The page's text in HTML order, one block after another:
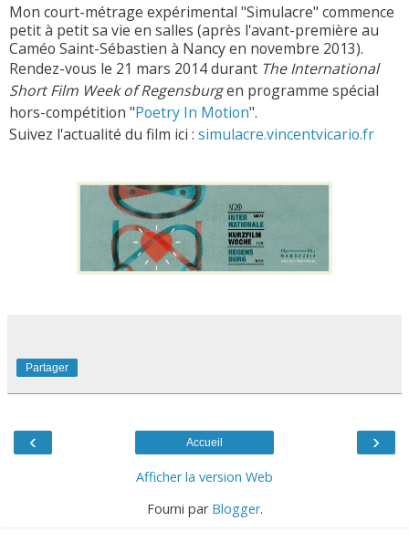
Mon court-métrage expérimental "Simulacre" commence
petit à petit sa vie en salles (après l'avant-première au
Caméo Saint-Sébastien à Nancy en novembre 2013).
Rendez-vous le 21 mars 2014 durant The International
Short Film Week of Regensburgen programme spécial
hors-compétition "Poetry In Motion".
Suivez l'actualité du film ici : simulacre.vincentvicario.fr
Partager
‹ ›
Accueil
Afficher la version Web
Fourni par Blogger.